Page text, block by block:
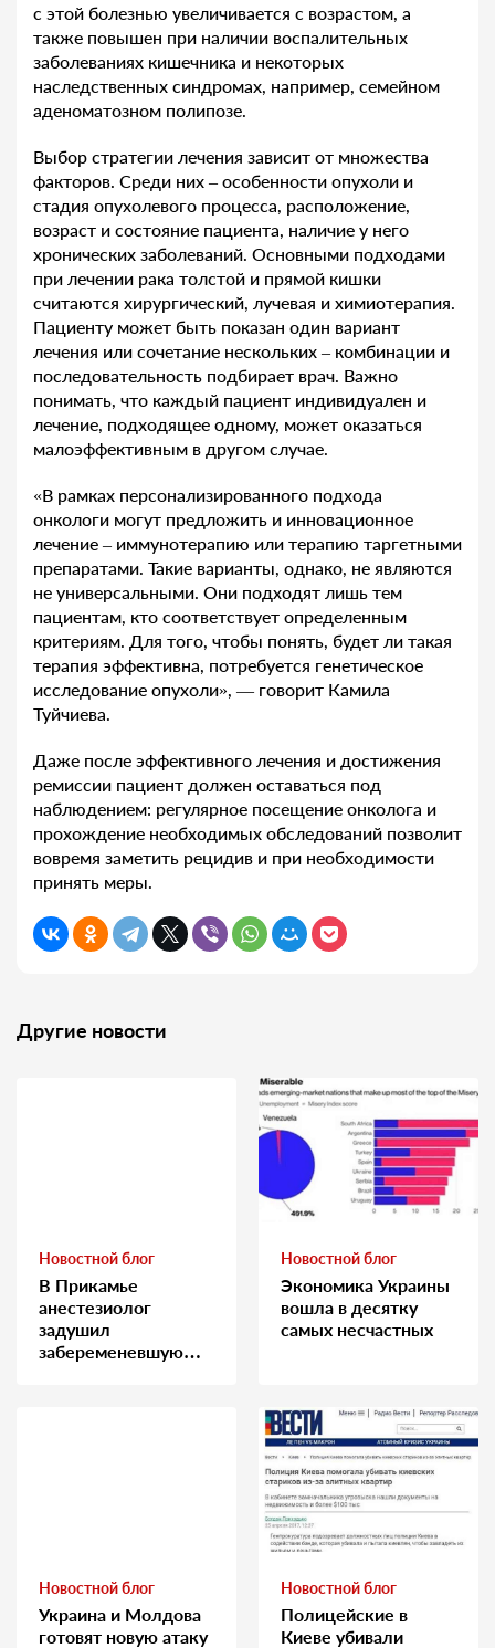
с этой болезнью увеличивается с возрастом, а
также повышен при наличии воспалительных
заболеваниях кишечника и некоторых
наследственных синдромах, например, семейном
аденоматозном полипозе.
Выбор стратегии лечения зависит от множества
факторов. Среди них – особенности опухоли и
стадия опухолевого процесса, расположение,
возраст и состояние пациента, наличие у него
хронических заболеваний. Основными подходами
при лечении рака толстой и прямой кишки
считаются хирургический, лучевая и химиотерапия.
Пациенту может быть показан один вариант
лечения или сочетание нескольких – комбинации и
последовательность подбирает врач. Важно
понимать, что каждый пациент индивидуален и
лечение, подходящее одному, может оказаться
малоэффективным в другом случае.
«В рамках персонализированного подхода
онкологи могут предложить и инновационное
лечение – иммунотерапию или терапию таргетными
препаратами. Такие варианты, однако, не являются
не универсальными. Они подходят лишь тем
пациентам, кто соответствует определенным
критериям. Для того, чтобы понять, будет ли такая
терапия эффективна, потребуется генетическое
исследование опухоли», — говорит Камила
Туйчиева.
Даже после эффективного лечения и достижения
ремиссии пациент должен оставаться под
наблюдением: регулярное посещение онколога и
прохождение необходимых обследований позволит
вовремя заметить рецидив и при необходимости
принять меры.
Другие новости
Новостной блог
В Прикамье
анестезиолог
задушил
забеременевшую
Новостной блог
Экономика Украины
вошла в десятку
самых несчастных
Новостной блог
Украина и Молдова
готовят новую атаку
Новостной блог
Полицейские в
Киеве убивали